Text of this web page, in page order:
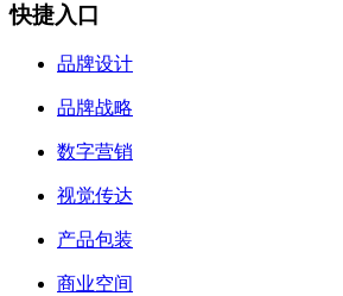
快捷入口
品牌设计
品牌战略
数字营销
视觉传达
产品包装
商业空间